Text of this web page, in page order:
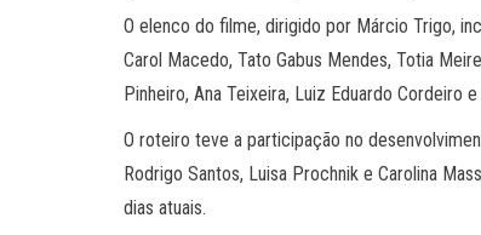
O elenco do filme, dirigido por Márcio Trigo,
Carol Macedo, Tato Gabus Mendes, Totia
Pinheiro, Ana Teixeira, Luiz Eduardo Cordeiro
O roteiro teve a participação no
Rodrigo Santos, Luisa Prochnik e Carolina
dias atuais.